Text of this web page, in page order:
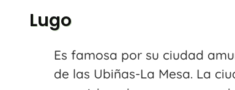
Lugo
Es famosa por su ciudad
de las Ubiñas-La Mesa. La